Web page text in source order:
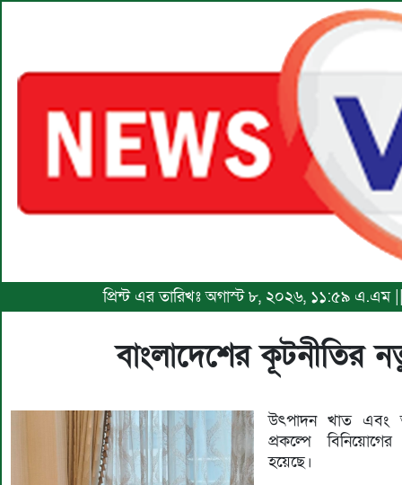
প্রিন্ট এর তারিখঃ অগাস্ট ৮, ২০২৬, ১১:৫৯
বাংলাদেশের কূটনীতির
উৎপাদন খাত এবং
প্রকল্পে
হয়েছে।